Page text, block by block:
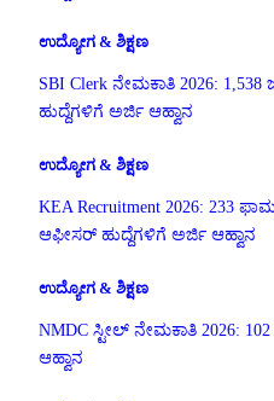
ಉದ್ಯೋಗ & ಶಿಕ್ಷಣ
SBI Clerk ನೇಮಕಾತಿ 2026:
ಹುದ್ದೆಗಳಿಗೆ ಅರ್ಜಿ ಆಹ್ವಾನ
ಉದ್ಯೋಗ & ಶಿಕ್ಷಣ
KEA Recruitment 2026: 233
ಆಫೀಸರ್ ಹುದ್ದೆಗಳಿಗೆ ಅರ್ಜಿ ಆಹ್ವಾನ
ಉದ್ಯೋಗ & ಶಿಕ್ಷಣ
NMDC ಸ್ಟೀಲ್ ನೇಮಕಾತಿ 2026:
ಆಹ್ವಾನ